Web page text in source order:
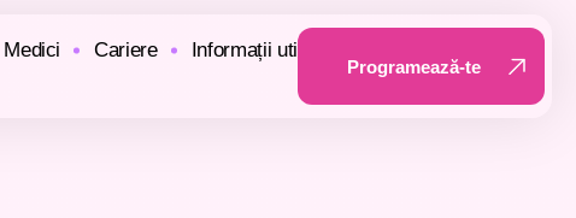
Medici Cariere Informații utile
Programează-te